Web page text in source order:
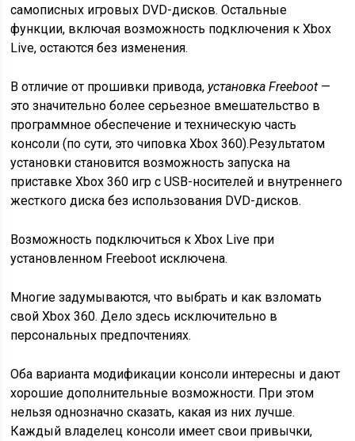
самописных игровых DVD-дисков. Остальные
функции, включая возможность подключения к Xbox
Live, остаются без изменения.
В отличие от прошивки привода, установка Freeboot —
это значительно более серьезное вмешательство в
программное обеспечение и техническую часть
консоли (по сути, это чиповка Xbox 360).Результатом
установки становится возможность запуска на
приставке Xbox 360 игр с USB-носителей и внутреннего
жесткого диска без использования DVD-дисков.
Возможность подключиться к Xbox Live при
установленном Freeboot исключена.
Многие задумываются, что выбрать и как взломать
свой Xbox 360. Дело здесь исключительно в
персональных предпочтениях.
Оба варианта модификации консоли интересны и дают
хорошие дополнительные возможности. При этом
нельзя однозначно сказать, какая из них лучше.
Каждый владелец консоли имеет свои привычки,